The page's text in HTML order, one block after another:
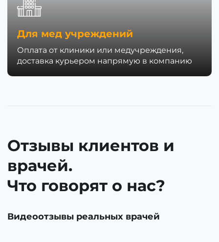
Для мед учреждений
Оплата от клиники или медучреждения,
доставка курьером напрямую в компанию
Отзывы клиентов и
врачей.
Что говорят о нас?
Видеоотзывы реальных врачей